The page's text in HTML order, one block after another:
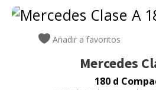
Añadir a favoritos
Mercedes
180 d